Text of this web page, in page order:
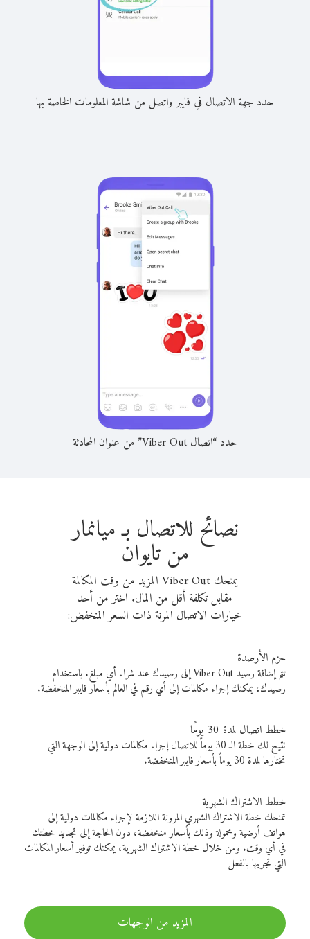
حدد جهة الاتصال في فايبر واتصل من شاشة المعلومات الخاصة بها
حدد “اتصال Viber Out” من عنوان المحادثة
نصائح للاتصال بـ ميانمار
من تايوان
يمنحك Viber Out المزيد من وقت المكالمة
مقابل تكلفة أقل من المال. اختر من أحد
خيارات الاتصال المرنة ذات السعر المنخفض:
حزم الأرصدة
تتم إضافة رصيد Viber Out إلى رصيدك عند شراء أي مبلغ. باستخدام
رصيدك، يمكنك إجراء مكالمات إلى أي رقم في العالم بأسعار فايبر المنخفضة.
خطط اتصال لمدة 30 يومًا
تتيح لك خطة الـ 30 يوماً للاتصال إجراء مكالمات دولية إلى الوجهة التي
تختارها لمدة 30 يوماً بأسعار فايبر المنخفضة.
خطط الاشتراك الشهرية
تمنحك خطة الاشتراك الشهري المرونة اللازمة لإجراء مكالمات دولية إلى
هواتف أرضية ومحمولة وذلك بأسعار منخفضة، دون الحاجة إلى تجديد خطتك
في أي وقت. ومن خلال خطة الاشتراك الشهرية، يمكنك توفير أسعار المكالمات
التي تجريها بالفعل
المزيد من الوجهات